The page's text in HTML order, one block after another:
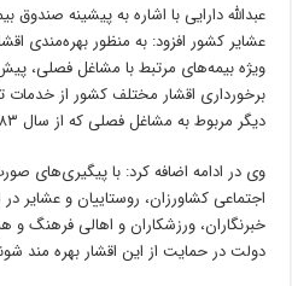
عبدالله دارایی با اشاره به پیشینه صندوق
عشایر کشور افزود: به منظور بهره‌مندی
برخورداری اقشار مختلف کشور از خدمات
دیگر مربوط به مشاغل فصلی که از سال ۱۳۸۳ بر زمین مانده بود.
وی در ادامه اضافه کرد: با پیگیری‌های
اجتماعی کشاورزان، روستاییان و عشایر
دولت در حمایت از این اقشار بهره مند